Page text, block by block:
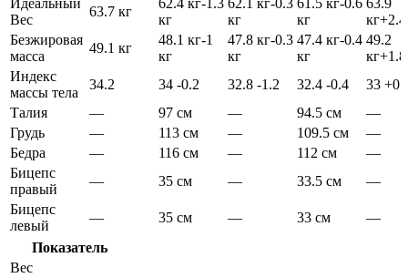
Идеальный
Вес
63.7 кг
62.4 кг-1.3
кг
62.1 кг-0.3
кг
61.5 кг-0.6
кг
63.9
кг
Безжировая
масса
49.1 кг
48.1 кг-1
кг
47.8 кг-0.3
кг
47.4 кг-0.4
кг
49.2
кг
Индекс
массы тела
34.2 34 -0.2 32.8 -1.2 32.4 -0.4 33
Талия
— 97 см — 94.5 см
—
Грудь
— 113 см — 109.5 см
—
Бедра
— 116 см — 112 см
—
Бицепс
правый
— 35 см — 33.5 см
—
Бицепс
левый
— 35 см — 33 см
—
Показатель
Вес